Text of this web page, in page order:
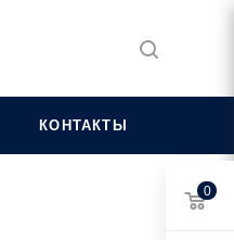
КОНТАКТЫ
0